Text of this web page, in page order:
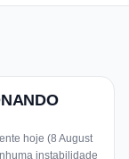
hoje (8 August
instabilidade